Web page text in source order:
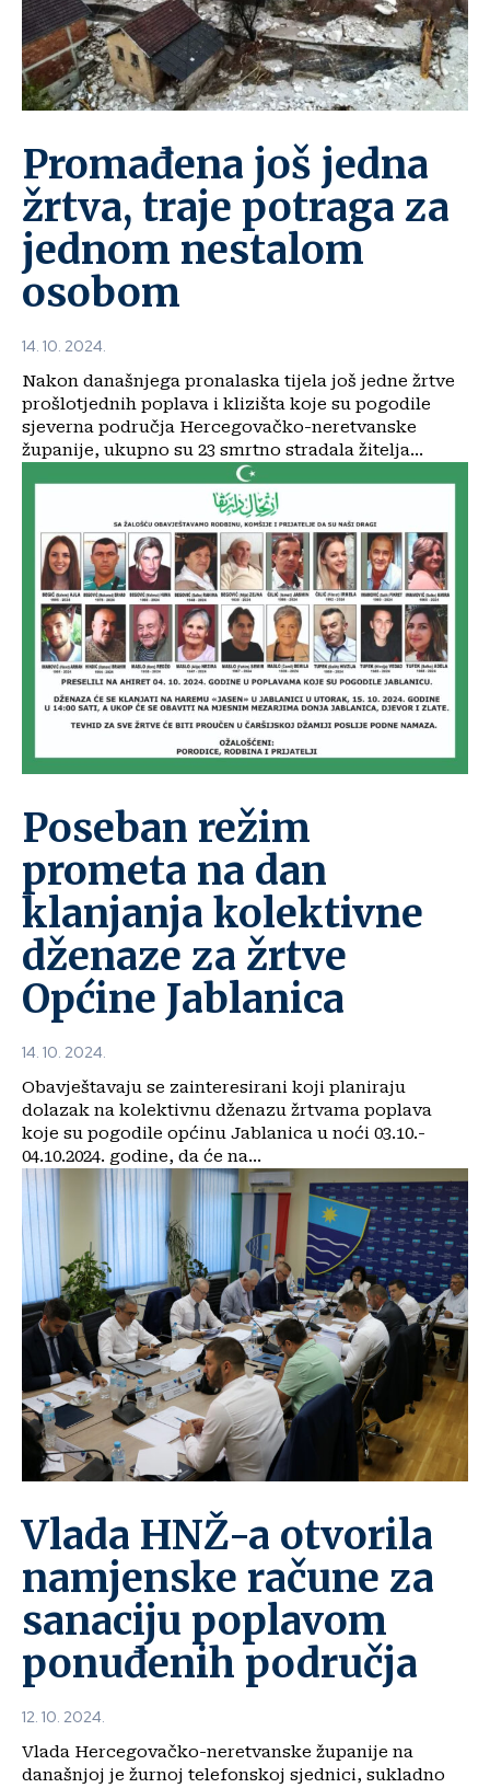
Promađena još jedna
žrtva, traje potraga za
jednom nestalom
osobom
14. 10. 2024.
Nakon današnjega pronalaska tijela još jedne žrtve
prošlotjednih poplava i klizišta koje su pogodile
sjeverna područja Hercegovačko-neretvanske
županije, ukupno su 23 smrtno stradala žitelja...
Poseban režim
prometa na dan
klanjanja kolektivne
dženaze za žrtve
Općine Jablanica
14. 10. 2024.
Obavještavaju se zainteresirani koji planiraju
dolazak na kolektivnu dženazu žrtvama poplava
koje su pogodile općinu Jablanica u noći 03.10.-
04.10.2024. godine, da će na...
Vlada HNŽ-a otvorila
namjenske račune za
sanaciju poplavom
ponuđenih područja
12. 10. 2024.
Vlada Hercegovačko-neretvanske županije na
današnjoj je žurnoj telefonskoj sjednici, sukladno